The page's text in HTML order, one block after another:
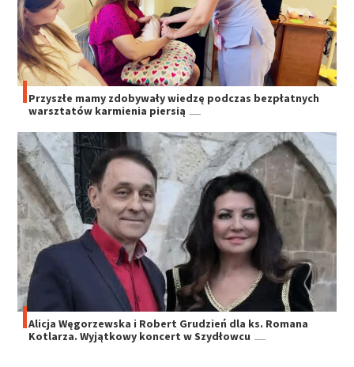
Przyszłe mamy zdobywały wiedzę podczas bezpłatnych
warsztatów karmienia piersią
Alicja Węgorzewska i Robert Grudzień dla ks. Romana
Kotlarza. Wyjątkowy koncert w Szydłowcu